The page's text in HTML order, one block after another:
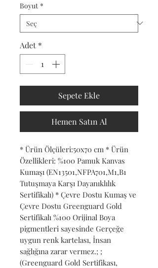
Boyut *
Adet *
Sepete Ekle
Hemen Satın Al
* Ürün Ölçüleri:50x70 cm * Ürün
Özellikleri: %100 Pamuk Kanvas
Kumaşı (EN13501,NFPA701,M1,B1
Tutuşmaya Karşı Dayanıklılık
Sertifikalı) * Çevre Dostu Kumaş ve
Çevre Dostu Greenguard Gold
Sertifikalı %100 Orijinal Boya
pigmentleri sayesinde Gerçeğe
uygun renk kartelası, İnsan
sağlığına zarar vermez.; ;
(Greenguard Gold Sertifikası,